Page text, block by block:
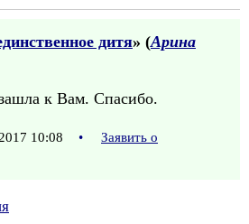
дитя» (Арина
к Вам. Спасибо.
10:08 •
Заявить о